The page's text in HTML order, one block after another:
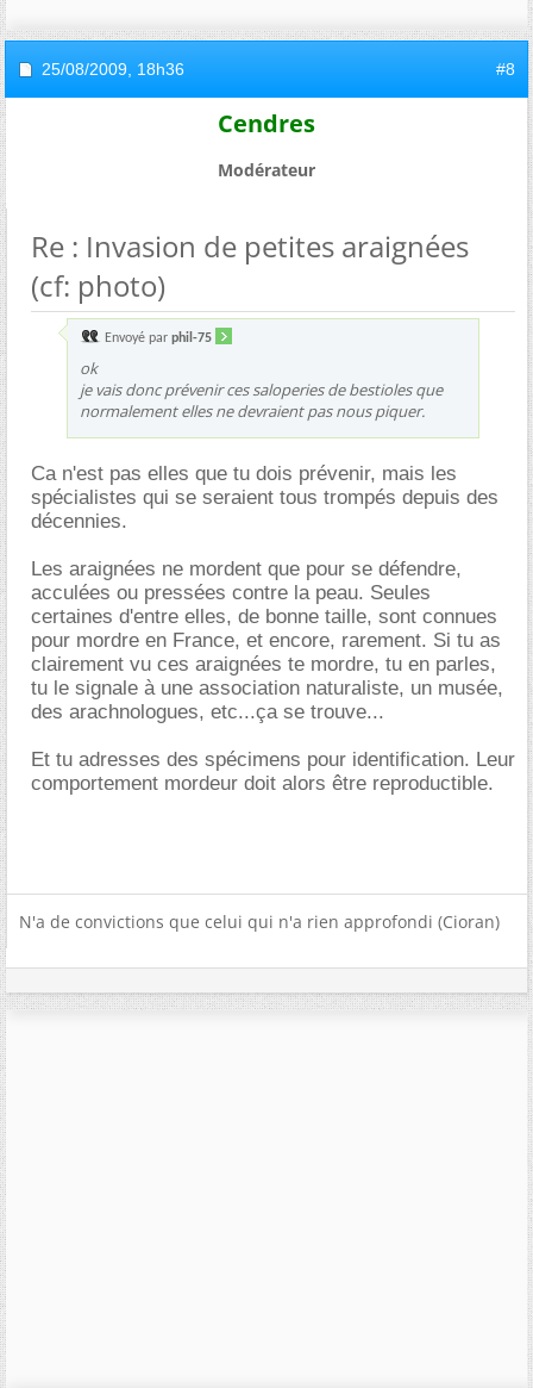
25/08/2009, 18h36 #8
Cendres
Modérateur
Re : Invasion de petites araignées
(cf: photo)
Envoyé par phil-75
ok
je vais donc prévenir ces saloperies de bestioles que
normalement elles ne devraient pas nous piquer.
Ca n'est pas elles que tu dois prévenir, mais les
spécialistes qui se seraient tous trompés depuis des
décennies.
Les araignées ne mordent que pour se défendre,
acculées ou pressées contre la peau. Seules
certaines d'entre elles, de bonne taille, sont connues
pour mordre en France, et encore, rarement. Si tu as
clairement vu ces araignées te mordre, tu en parles,
tu le signale à une association naturaliste, un musée,
des arachnologues, etc...ça se trouve...
Et tu adresses des spécimens pour identification. Leur
comportement mordeur doit alors être reproductible.
N'a de convictions que celui qui n'a rien approfondi (Cioran)